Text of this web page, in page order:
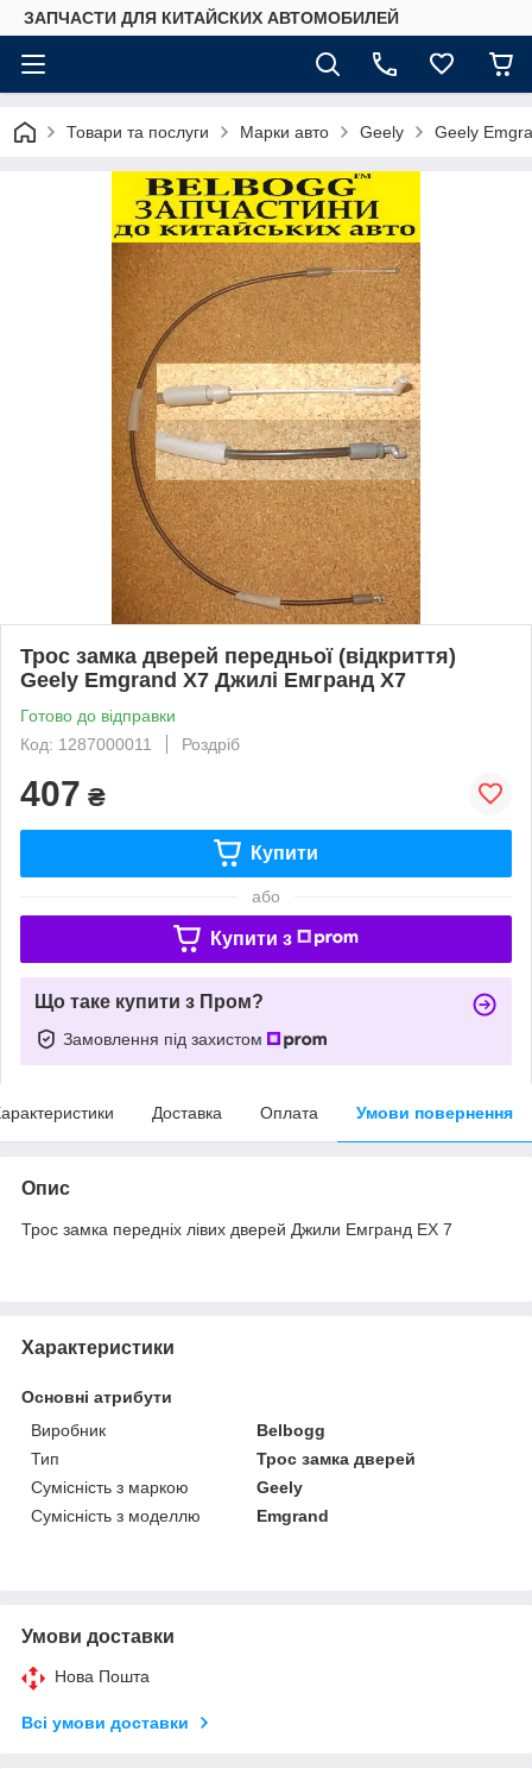
ЗАПЧАСТИ ДЛЯ КИТАЙСКИХ АВТОМОБИЛЕЙ
Товари та послуги Марки авто Geely Geely
Трос замка дверей передньої (відкриття)
Geely Emgrand X7 Джилі Емгранд Х7
Готово до відправки
Код: 1287000011
Роздріб
407 ₴
Купити
або
Купити з
Що таке купити з Пром?
Замовлення під захистом
Доставка Оплата Умови повернення
Опис
Трос замка передніх лівих дверей Джили Емгранд ЕХ 7
Характеристики
Основні атрибути
Виробник
Belbogg
Тип
Трос замка дверей
Сумісність з маркою
Geely
Сумісність з моделлю
Emgrand
Умови доставки
Нова Пошта
Всі умови доставки